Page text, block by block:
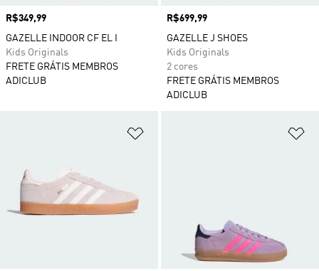
Preço
R$349,99
GAZELLE INDOOR CF EL I
Kids Originals
FRETE GRÁTIS MEMBROS
ADICLUB
Preço
R$699,99
GAZELLE J SHOES
Kids Originals
2 cores
FRETE GRÁTIS MEMBROS
ADICLUB